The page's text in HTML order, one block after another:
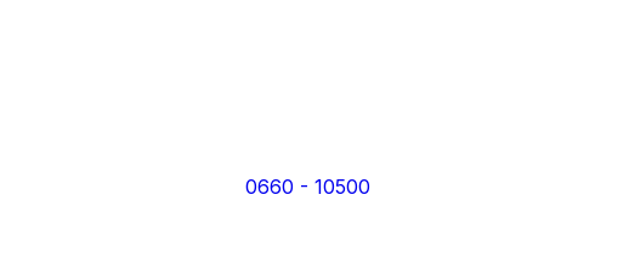
0660 - 10500